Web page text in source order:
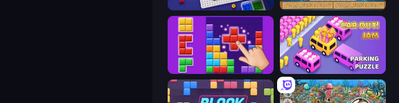
Screw Sorting Sudoku Online
BlockBuster Puzzle Car OUT! Jam Parking Puzzle